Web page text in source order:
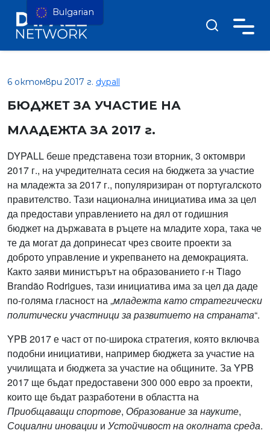
6 октомври 2017 г. dypall
БЮДЖЕТ ЗА УЧАСТИЕ НА
МЛАДЕЖТА ЗА 2017 г.
DYPALL беше представена този вторник, 3 октомври
2017 г., на учредителната сесия на бюджета за участие
на младежта за 2017 г., популяризиран от португалското
правителство. Тази национална инициатива има за цел
да предостави управлението на дял от годишния
бюджет на държавата в ръцете на младите хора, така че
те да могат да допринесат чрез своите проекти за
доброто управление и укрепването на демокрацията.
Както заяви министърът на образованието г-н Tiago
Brandão Rodrigues, тази инициатива има за цел да даде
по-голяма гласност на „младежта като стратегически
политически участници за развитието на страната“.
YPB 2017 е част от по-широка стратегия, която включва
подобни инициативи, например бюджета за участие на
училищата и бюджета за участие на общините. За YPB
2017 ще бъдат предоставени 300 000 евро за проекти,
които ще бъдат разработени в областта на
Приобщаващи спортове, Образование за науките,
Социални иновации и Устойчивост на околната среда.
Bulgarian